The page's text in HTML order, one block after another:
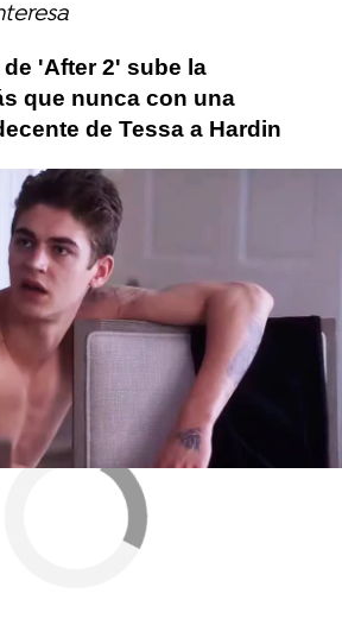
'After 2' sube la
que nunca con una
de Tessa a Hardin